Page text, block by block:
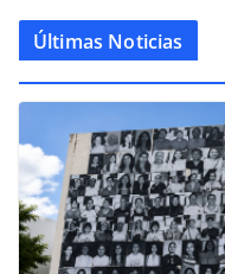
Últimas Noticias